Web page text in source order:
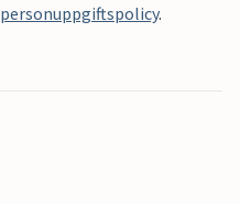
personuppgiftspolicy.